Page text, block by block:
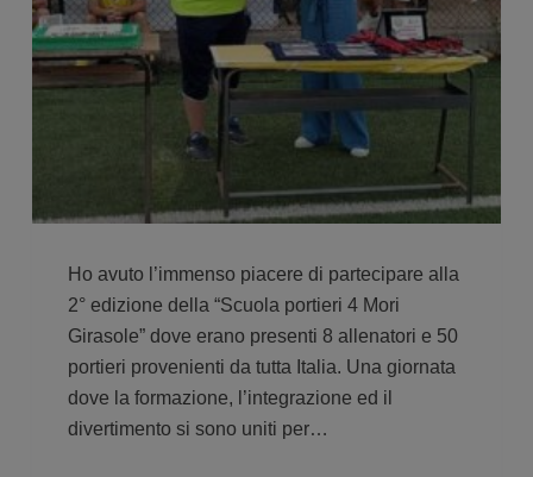
Ho avuto l’immenso piacere di partecipare alla
2° edizione della “Scuola portieri 4 Mori
Girasole” dove erano presenti 8 allenatori e 50
portieri provenienti da tutta Italia. Una giornata
dove la formazione, l’integrazione ed il
divertimento si sono uniti per…